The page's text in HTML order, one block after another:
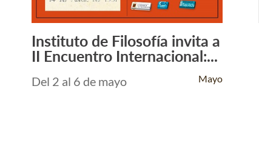
Leer Más +
Instituto de Filosofía invita a
II Encuentro Internacional:...
Del 2 al 6 de mayo Mayo